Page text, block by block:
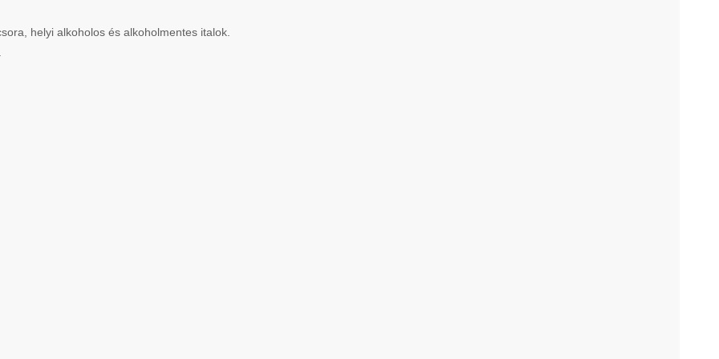
helyi alkoholos és alkoholmentes italok.